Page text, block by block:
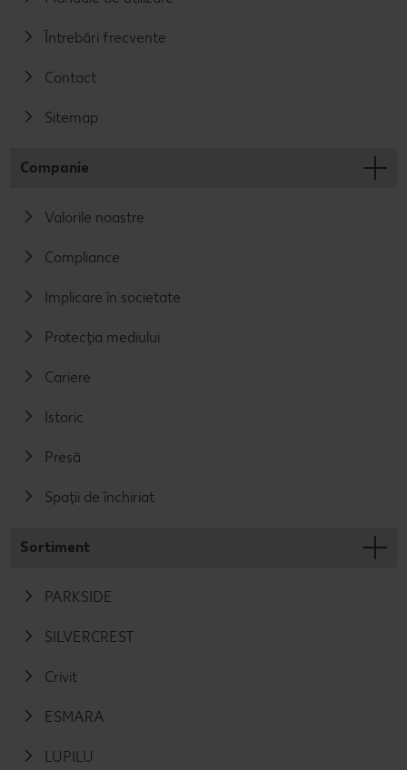
Întrebări frecvente
Contact
Sitemap
Companie
Valorile noastre
Compliance
Implicare în societate
Protecția mediului
Cariere
Istoric
Presă
Spații de închiriat
Sortiment
PARKSIDE
SILVERCREST
Crivit
ESMARA
LUPILU